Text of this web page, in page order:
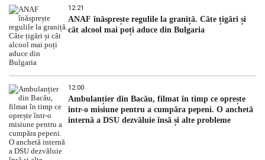
12:21
ANAF înăsprește regulile la graniță. Câte țigări și
cât alcool mai poți aduce din Bulgaria
12:00
Ambulanțier din Bacău, filmat în timp ce oprește
într-o misiune pentru a cumpăra pepeni. O anchetă
internă a DSU dezvăluie însă și alte probleme